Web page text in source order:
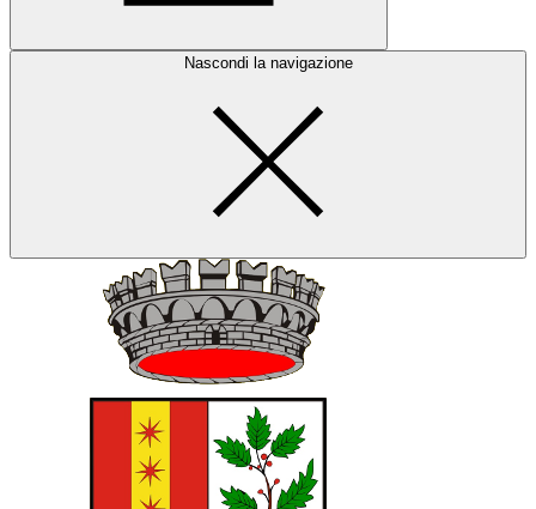
Nascondi la navigazione